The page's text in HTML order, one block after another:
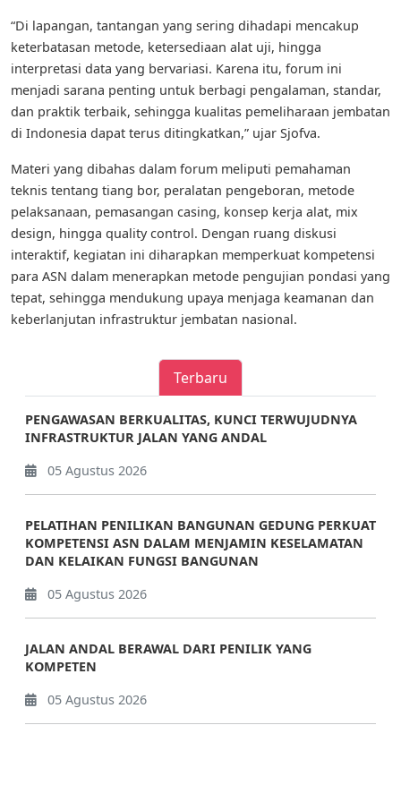
“Di lapangan, tantangan yang sering dihadapi mencakup
keterbatasan metode, ketersediaan alat uji, hingga
interpretasi data yang bervariasi. Karena itu, forum ini
menjadi sarana penting untuk berbagi pengalaman, standar,
dan praktik terbaik, sehingga kualitas pemeliharaan jembatan
di Indonesia dapat terus ditingkatkan,” ujar Sjofva.
Materi yang dibahas dalam forum meliputi pemahaman
teknis tentang tiang bor, peralatan pengeboran, metode
pelaksanaan, pemasangan casing, konsep kerja alat, mix
design, hingga quality control. Dengan ruang diskusi
interaktif, kegiatan ini diharapkan memperkuat kompetensi
para ASN dalam menerapkan metode pengujian pondasi yang
tepat, sehingga mendukung upaya menjaga keamanan dan
keberlanjutan infrastruktur jembatan nasional.
Terbaru
PENGAWASAN BERKUALITAS, KUNCI TERWUJUDNYA
INFRASTRUKTUR JALAN YANG ANDAL
05 Agustus 2026
PELATIHAN PENILIKAN BANGUNAN GEDUNG PERKUAT
KOMPETENSI ASN DALAM MENJAMIN KESELAMATAN
DAN KELAIKAN FUNGSI BANGUNAN
05 Agustus 2026
JALAN ANDAL BERAWAL DARI PENILIK YANG
KOMPETEN
05 Agustus 2026